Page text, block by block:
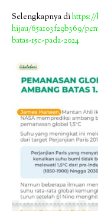
Selengkapnya di
hijau/65a103f29b369/
batas-15c-pada-2024